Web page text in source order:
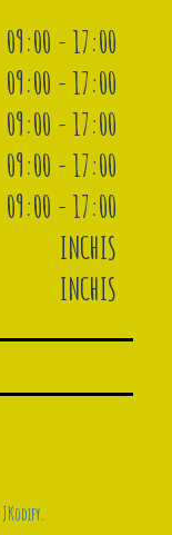
09:00 - 17:00
09:00 - 17:00
09:00 - 17:00
09:00 - 17:00
09:00 - 17:00
INCHIS
INCHIS
JKodify.